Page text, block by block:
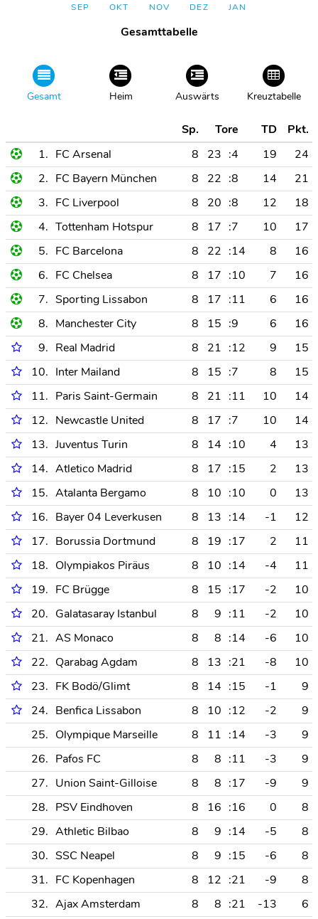
SEP OKT NOV DEZ JAN
Gesamttabelle
Gesamt Heim Auswärts Kreuztabelle
Sp. Tore TD
Pkt.
1. FC Arsenal 8 23 :4 19
24
2. FC Bayern München 8 22 :8 14
21
3. FC Liverpool 8 20 :8 12
18
4. Tottenham Hotspur 8 17 :7 10
17
5. FC Barcelona 8 22 :14 8
16
6. FC Chelsea 8 17 :10 7
16
7. Sporting Lissabon 8 17 :11 6
16
8. Manchester City 8 15 :9 6
16
9. Real Madrid 8 21 :12 9
15
10. Inter Mailand 8 15 :7 8
15
11. Paris Saint-Germain 8 21 :11 10
14
12. Newcastle United 8 17 :7 10
14
13. Juventus Turin 8 14 :10 4
13
14. Atletico Madrid 8 17 :15 2
13
15. Atalanta Bergamo 8 10 :10 0
13
16. Bayer 04 Leverkusen 8 13 :14 -1
12
17. Borussia Dortmund 8 19 :17 2
11
18. Olympiakos Piräus 8 10 :14 -4
11
19. FC Brügge 8 15 :17 -2
10
20. Galatasaray Istanbul 8 9 :11 -2
10
21. AS Monaco 8 8 :14 -6
10
22. Qarabag Agdam 8 13 :21 -8
10
23. FK Bodö/Glimt 8 14 :15 -1
9
24. Benfica Lissabon 8 10 :12 -2
9
25. Olympique Marseille 8 11 :14 -3
9
26. Pafos FC 8 8 :11 -3
9
27. Union Saint-Gilloise 8 8 :17 -9
9
28. PSV Eindhoven 8 16 :16 0
8
29. Athletic Bilbao 8 9 :14 -5
8
30. SSC Neapel 8 9 :15 -6
8
31. FC Kopenhagen 8 12 :21 -9
8
32. Ajax Amsterdam 8 8 :21 -13
6